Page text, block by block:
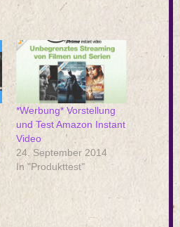
*Werbung* Vorstellung
und Test Amazon Instant
Video
24. September 2014
In "Produkttest"